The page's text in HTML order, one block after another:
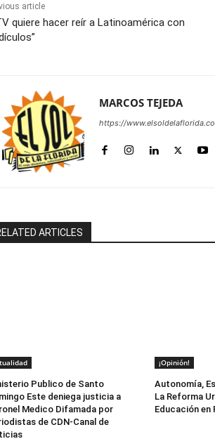
article
quiere hacer reír a Latinoamérica con
MARCOS TEJEDA
https://
ARTICLES
Publico de Santo
Este deniega justicia a
Medico Difamada por
de CDN-Canal de
¡Opinión!
Autonomía,
La Reforma
Educación en